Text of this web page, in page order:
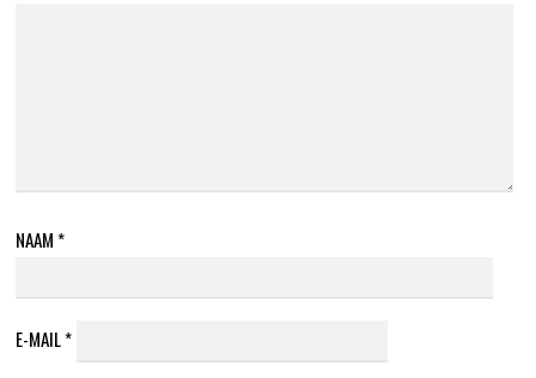
NAAM *
E-MAIL*